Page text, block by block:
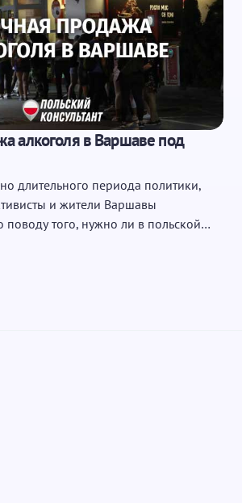
алкоголя в Варшаве под
длительного периода политики,
и жители Варшавы
поводу того, нужно ли в польской…